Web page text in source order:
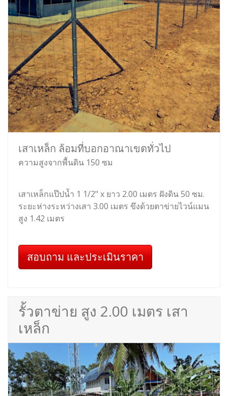
เสาเหล็ก ล้อมที่บอกอาณาเขตทั่วไป
ความสูงจากพื้นดิน 150 ซม
เสาเหล็กแป๊ปน้ำ 1 1/2" x ยาว 2.00 เมตร ฝังดิน 50 ซม.
ระยะห่างระหว่างเสา 3.00 เมตร ขึงด้วยตาข่ายไวน์แมน
สูง 1.42 เมตร
สอบถาม และประเมินราคา
รั้วตาข่าย สูง 2.00 เมตร เสา
เหล็ก